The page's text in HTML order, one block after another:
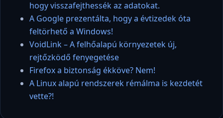
hogy visszafejthessék az adatokat.
A Google prezentálta, hogy a évtizedek óta
feltörhető a Windows!
VoidLink – A felhőalapú környezetek új,
rejtőzködő fenyegetése
Firefox a biztonság ékköve? Nem!
A Linux alapú rendszerek rémálma is kezdetét
vette?!